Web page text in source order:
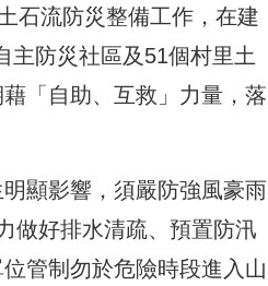
石流防災整備工作，在建
主防災社區及51個村里土
「自助、互救」力量，落
顯影響，須嚴防強風豪雨
做好排水清疏、預置防汛
管制勿於危險時段進入山